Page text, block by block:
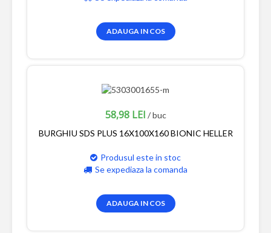
ADAUGA IN COS
58,98 LEI / buc
BURGHIU SDS PLUS 16X100X160 BIONIC HELLER
Produsul este in stoc
Se expediaza la comanda
ADAUGA IN COS